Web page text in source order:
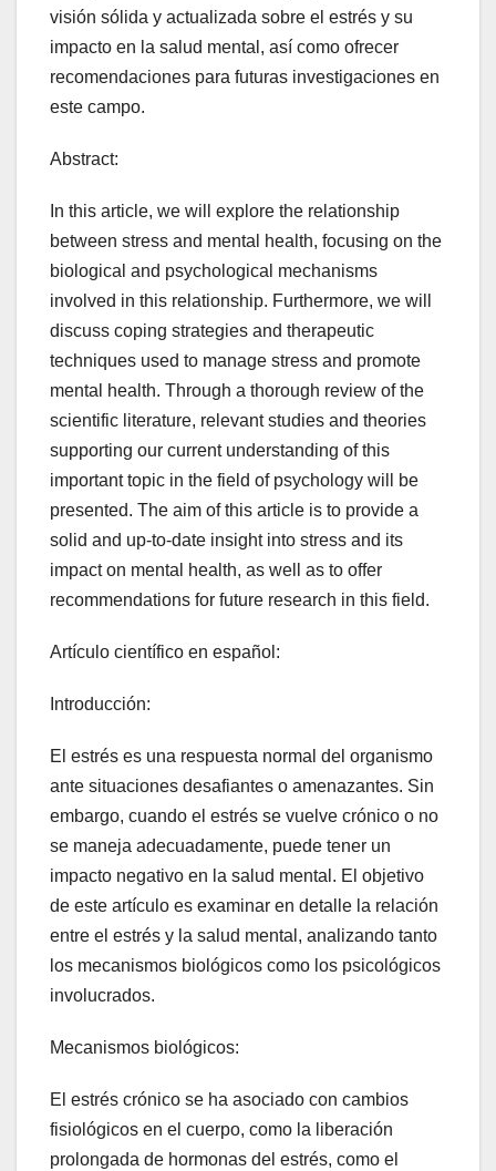
visión sólida y actualizada sobre el estrés y su
impacto en la salud mental, así como ofrecer
recomendaciones para futuras investigaciones en
este campo.
Abstract:
In this article, we will explore the relationship
between stress and mental health, focusing on the
biological and psychological mechanisms
involved in this relationship. Furthermore, we will
discuss coping strategies and therapeutic
techniques used to manage stress and promote
mental health. Through a thorough review of the
scientific literature, relevant studies and theories
supporting our current understanding of this
important topic in the field of psychology will be
presented. The aim of this article is to provide a
solid and up-to-date insight into stress and its
impact on mental health, as well as to offer
recommendations for future research in this field.
Artículo científico en español:
Introducción:
El estrés es una respuesta normal del organismo
ante situaciones desafiantes o amenazantes. Sin
embargo, cuando el estrés se vuelve crónico o no
se maneja adecuadamente, puede tener un
impacto negativo en la salud mental. El objetivo
de este artículo es examinar en detalle la relación
entre el estrés y la salud mental, analizando tanto
los mecanismos biológicos como los psicológicos
involucrados.
Mecanismos biológicos:
El estrés crónico se ha asociado con cambios
fisiológicos en el cuerpo, como la liberación
prolongada de hormonas del estrés, como el